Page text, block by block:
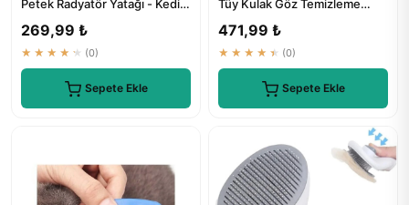
Petek Radyatör Yatağı - Kedi
269,99 ₺
★★★★★ (0)
Sepete Ekle
Tüy Kulak Göz Temizleme
471,99 ₺
★★★★★ (0)
Sepete Ekle